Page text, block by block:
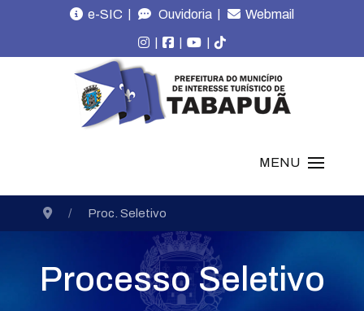
e-SIC | Ouvidoria | Webmail
| | |
MENU
Proc. Seletivo
Processo Seletivo